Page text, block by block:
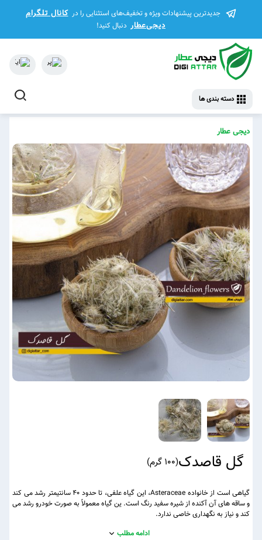
جدیدترین پیشنهادات ویژه و تخفیف‌های استثنایی را در کانال تلگرام
دیجی‌عطار دنبال کنید!
دسته بندی ها
دیجی عطار
گل قاصدک(100 گرم )
گیاهی است از خانواده Asteraceae، این گیاه علفی، تا حدود ۴۰ سانتیمتر رشد می‌ کند
و ساقه ‌های آن آکنده از شیره سفید رنگ است. ین گیاه معمولاً به صورت خودرو رشد می
‌کند و نیاز به نگهداری خاصی ندارد.
ادامه مطلب